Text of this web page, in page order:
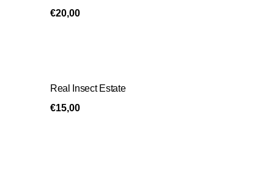
€20,00
Real Insect Estate
€15,00